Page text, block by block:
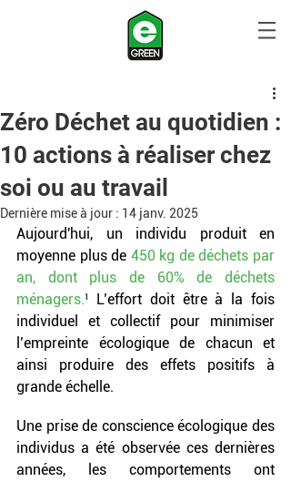
Zéro Déchet au quotidien :
10 actions à réaliser chez
soi ou au travail
Dernière mise à jour : 14 janv. 2025
Aujourd'hui, un individu produit en
moyenne plus de 450 kg de déchets par
an, dont plus de 60% de déchets
ménagers.¹ L’effort doit être à la fois
individuel et collectif pour minimiser
l’empreinte écologique de chacun et
ainsi produire des effets positifs à
grande échelle.
Une prise de conscience écologique des
individus a été observée ces dernières
années, les comportements ont